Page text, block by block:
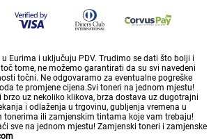
u Eurima i uključuju PDV. Trudimo se dati što bolji i
tome, ne možemo garantirati da su svi navedeni
točni. Ne odgovaramo za eventualne pogreške
te promjene cijena.Svi toneri na jednom mjestu!
brzo uz nekoliko klikova, brza dostava uz dugotrajni
i odlaženja u trgovinu, gubljenja vremena u
tonerima ili zamjenskim tintama koje vam trebaju!
sve na jednom mjestu! Zamjenski toneri i zamjenske